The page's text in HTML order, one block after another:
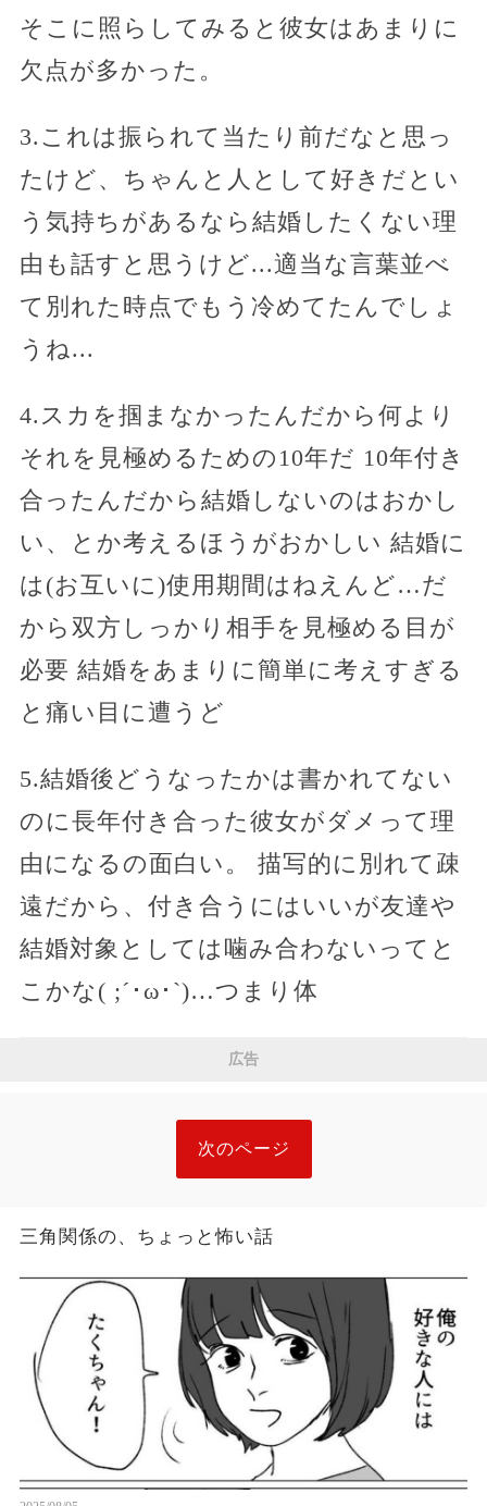
そこに照らしてみると彼女はあまりに
欠点が多かった。
3.これは振られて当たり前だなと思っ
たけど、ちゃんと人として好きだとい
う気持ちがあるなら結婚したくない理
由も話すと思うけど...適当な言葉並べ
て別れた時点でもう冷めてたんでしょ
うね...
4.スカを掴まなかったんだから何より
それを見極めるための10年だ 10年付き
合ったんだから結婚しないのはおかし
い、とか考えるほうがおかしい 結婚に
は(お互いに)使用期間はねえんど…だ
から双方しっかり相手を見極める目が
必要 結婚をあまりに簡単に考えすぎる
と痛い目に遭うど
5.結婚後どうなったかは書かれてない
のに長年付き合った彼女がダメって理
由になるの面白い。 描写的に別れて疎
遠だから、付き合うにはいいが友達や
結婚対象としては噛み合わないってと
こかな( ;´･ω･`)…つまり体
広告
次のページ
三角関係の、ちょっと怖い話